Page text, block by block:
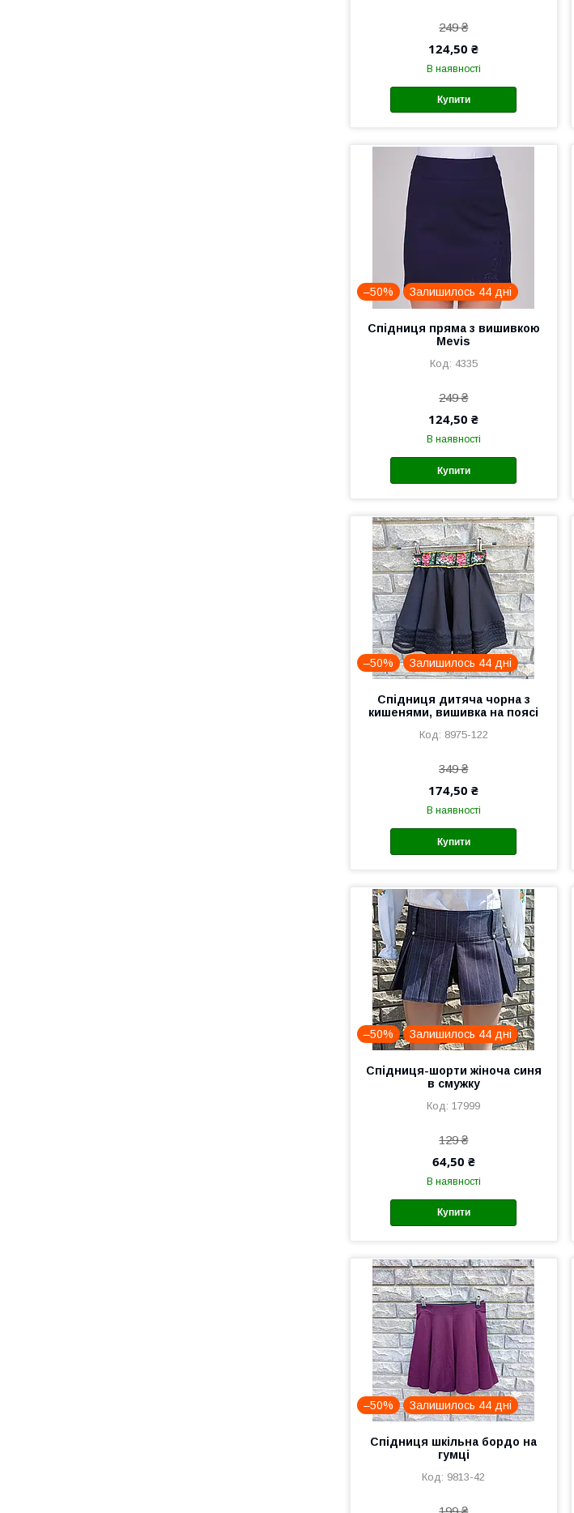
249 ₴
124,50 ₴
В наявності
Купити
–50% Залишилось 44 дні
Спідниця пряма з вишивкою
Mevis
4335
249 ₴
124,50 ₴
В наявності
Купити
–50% Залишилось 44 дні
Спідниця дитяча чорна з
кишенями, вишивка на поясі
8975-122
349 ₴
174,50 ₴
В наявності
Купити
–50% Залишилось 44 дні
Спідниця-шорти жіноча синя
в смужку
17999
129 ₴
64,50 ₴
В наявності
Купити
–50% Залишилось 44 дні
Спідниця шкільна бордо на
гумці
9813-42